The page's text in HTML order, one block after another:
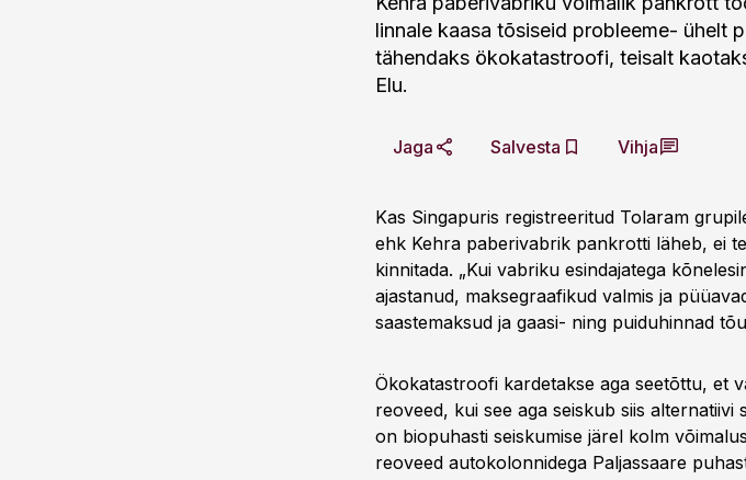
linnale kaasa tõsiseid probleeme- ühelt
tähendaks ökokatastroofi, teisalt
Elu.
Jaga Salvesta Vihja
Kas Singapuris registreeritud Tolaram
ehk Kehra paberivabrik pankrotti läheb, ei
kinnitada. „Kui vabriku esindajatega
ajastanud, maksegraafikud valmis ja
saastemaksud ja gaasi- ning puiduhinnad
Ökokatastroofi kardetakse aga seetõttu, et
reoveed, kui see aga seiskub siis
on biopuhasti seiskumise järel kolm
reoveed autokolonnidega Paljassaare